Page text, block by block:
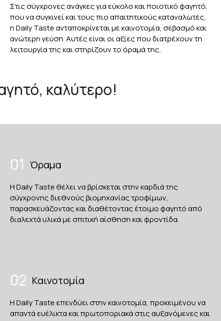
Στις σύγχρονες ανάγκες για εύκολο και ποιοτικό φαγητό,
που να συγκινεί και τους πιο απαιτητικούς καταναλωτές,
η Daily Taste ανταποκρίνεται με καινοτομία, σεβασμό και
ανώτερη γεύση. Αυτές είναι οι αξίες που διατρέχουν τη
λειτουργία της και στηρίζουν το όραμά της.
καλύτερο!
01 Όραμα
Η Daily Taste θέλει να βρίσκεται στην καρδιά της
σύγχρονης διεθνούς βιομηχανίας τροφίμων,
παρασκευάζοντας και διαθέτοντας έτοιμο φαγητό από
διαλεχτά υλικά με σπιτική αίσθηση και φροντίδα.
02 Καινοτομία
Η Daily Taste επενδύει στην καινοτομία, προκειμένου να
απαντά ευέλικτα και πρωτοποριακά στις αυξανόμενες και